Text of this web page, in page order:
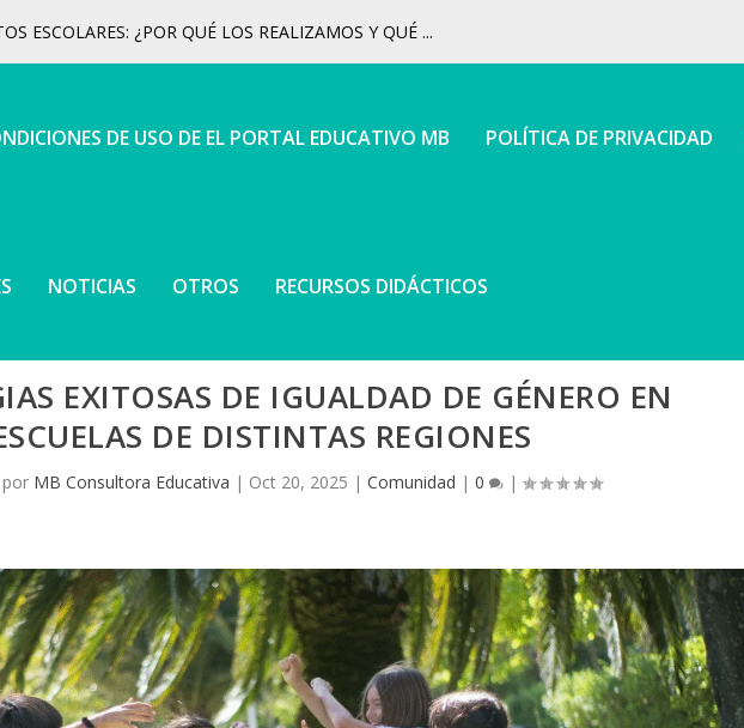
ESCOLARES: ¿POR QUÉ LOS REALIZAMOS Y QUÉ ...
DE USO DE EL PORTAL EDUCATIVO MB POLÍTICA DE PRIVACIDAD
NOTICIAS OTROS RECURSOS DIDÁCTICOS
EXITOSAS DE IGUALDAD DE GÉNERO EN
DE DISTINTAS REGIONES
por MB Consultora Educativa | Oct 20, 2025 | Comunidad | 0 |